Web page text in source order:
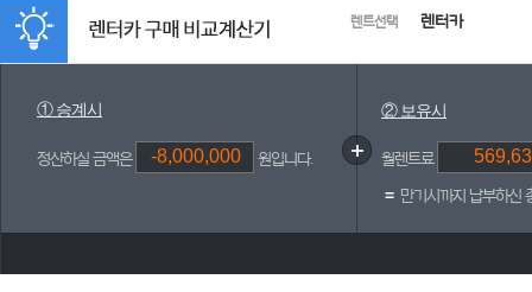
렌트선택 렌터카
① 승계시 ② 보유시
정산하실 금액은 원입니다. 월렌트료
= 만기시까지 납부하신